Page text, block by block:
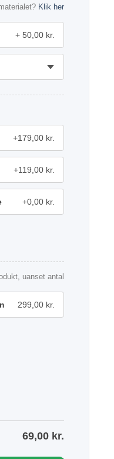
Klik her
50,00 kr.
+179,00 kr.
+119,00 kr.
+0,00 kr.
uanset antal
299,00 kr.
69,00 kr.